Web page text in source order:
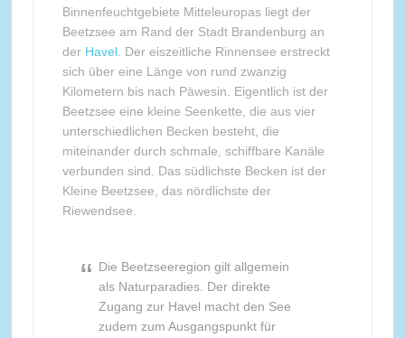
Binnenfeuchtgebiete Mitteleuropas liegt der
Beetzsee am Rand der Stadt Brandenburg an
der Havel. Der eiszeitliche Rinnensee erstreckt
sich über eine Länge von rund zwanzig
Kilometern bis nach Päwesin. Eigentlich ist der
Beetzsee eine kleine Seenkette, die aus vier
unterschiedlichen Becken besteht, die
miteinander durch schmale, schiffbare Kanäle
verbunden sind. Das südlichste Becken ist der
Kleine Beetzsee, das nördlichste der
Riewendsee.
Die Beetzseeregion gilt allgemein
als Naturparadies. Der direkte
Zugang zur Havel macht den See
zudem zum Ausgangspunkt für